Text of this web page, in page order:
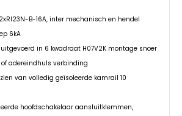
B-16A, inter mechanisch en hendel
6kA
in 6 kwadraat H07V2K montage snoer
adereindhuls verbinding
van volledig geïsoleerde kamrail 10
hoofdschakelaar aansluitklemmen,